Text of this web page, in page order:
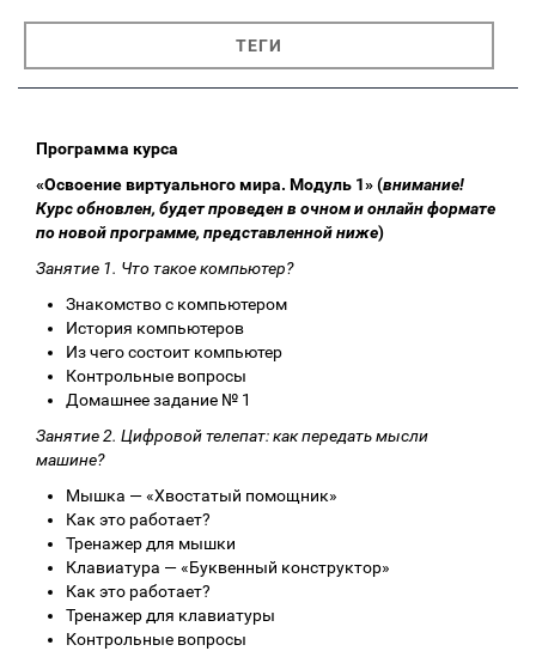
ТЕГИ
Программа курса
«Освоение виртуального мира. Модуль 1» (внимание!
Курс обновлен, будет проведен в очном и онлайн формате
по новой программе, представленной ниже)
Занятие 1. Что такое компьютер?
Знакомство с компьютером
История компьютеров
Из чего состоит компьютер
Контрольные вопросы
Домашнее задание № 1
Занятие 2. Цифровой телепат: как передать мысли
машине?
Мышка — «Хвостатый помощник»
Как это работает?
Тренажер для мышки
Клавиатура — «Буквенный конструктор»
Как это работает?
Тренажер для клавиатуры
Контрольные вопросы